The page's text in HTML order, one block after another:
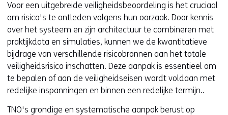
Voor een uitgebreide veiligheidsbeoordeling is het cruciaal
om risico's te ontleden volgens hun oorzaak. Door kennis
over het systeem en zijn architectuur te combineren met
praktijkdata en simulaties, kunnen we de kwantitatieve
bijdrage van verschillende risicobronnen aan het totale
veiligheidsrisico inschatten. Deze aanpak is essentieel om
te bepalen of aan de veiligheidseisen wordt voldaan met
redelijke inspanningen en binnen een redelijke termijn..
TNO's grondige en systematische aanpak berust op